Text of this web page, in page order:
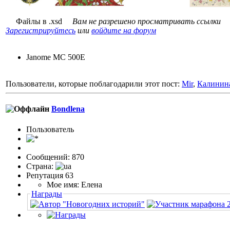
Файлы в .xsd Вам не разрешено просматривать ссылки
Зарегистрируйтесь или войдите на форум
Janome MC 500E
Пользователи, которые поблагодарили этот пост: Mir,
Bondlena
Пользовaтeль
Сообщений: 870
Страна:
Репутация 63
Мое имя: Елена
Награды